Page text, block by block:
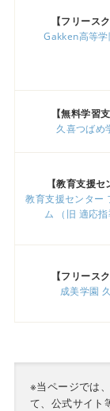
【フリース
Gakken高等
【無料学習
久喜つばめ
【教育支援セ
教育支援センター
ム （旧 適応指
【フリース
成美学園
※当ページでは
て、公式サイト